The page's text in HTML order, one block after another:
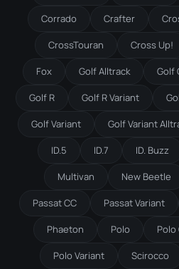
Corrado Crafter
CrossTouran Cross Up!
Fox Golf Alltrack Golf
Golf R Golf R Variant
Golf Variant Golf Variant
ID.5 ID.7 ID. Buzz
Multivan New Beetle
Passat CC Passat Variant
Phaeton Polo Polo
Polo Variant Scirocco